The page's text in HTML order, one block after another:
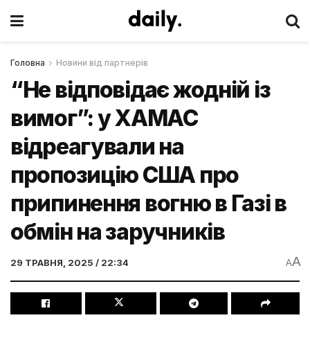
Головна Новини від партнерів
“Не відповідає жодній із
вимог”: у ХАМАС
відреагували на
пропозицію США про
припинення вогню в Газі в
обмін на заручників
29 ТРАВНЯ, 2025 / 22:34 AA